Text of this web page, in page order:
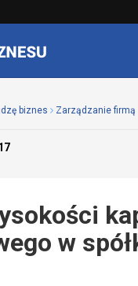
biznes Zarządzanie firmą
w